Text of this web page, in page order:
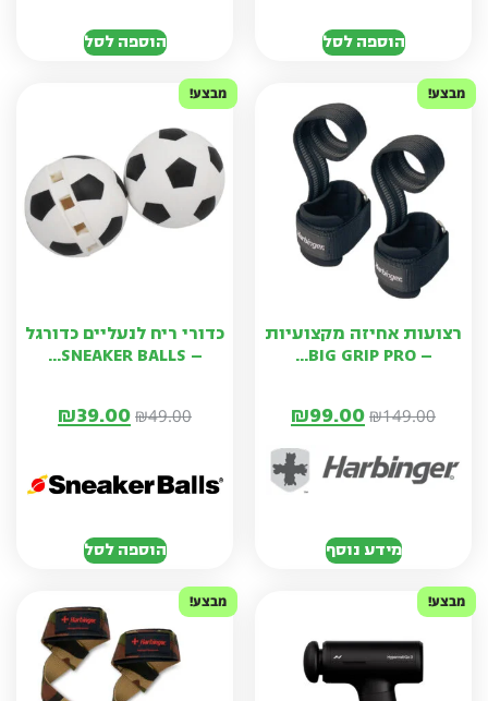
הוספה לסל הוספה לסל
מבצע!
רצועות אחיזה מקצועיות
– BIG GRIP PRO...
₪149.00
₪99.00
מידע נוסף
מבצע!
כדורי ריח לנעליים כדורגל
– SNEAKER BALLS...
₪49.00
₪39.00
הוספה לסל
מבצע! מבצע!